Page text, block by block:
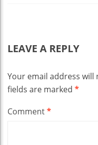
LEAVE A REPLY
Your email address will
fields are marked *
Comment*